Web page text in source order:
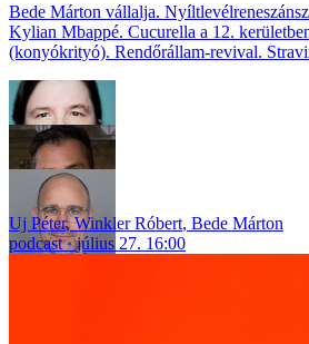
Bede Márton vállalja.
Kylian Mbappé. Cucurella a 12.
(konyókrityó). Rendőrállam-revival.
Uj Péter,Winkler Róbert, Bede Márton
podcast
július 27. 16:00